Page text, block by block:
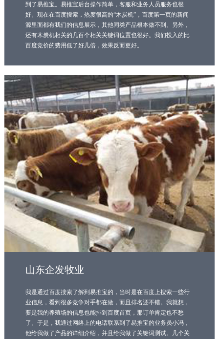
到了易推宝。易推宝后台操作简单，客服和业务人员服务也很
好。现在在百度搜索，热度很高的“木炭机”，百度第一页的新闻
源里面都有我们的信息展示，其他同类产品根本做不到。另外，
还有木炭机相关的几百个相关关键词位置也很好。我们投入的比
百度竞价的费用低了好几倍，效果反而更好。
山东企发牧业
我是通过百度搜索了解到易推宝的，当时是在百度上搜索一些行
业信息，看到很多竞争对手都在做，而且排名还不错。我就想，
要是我的养殖场的信息也能排到百度首页，那订单肯定也不愁
了。于是，我通过网络上的电话联系到了易推宝的业务员小冯，
他给我做了产品的详细介绍，并且给我做了关键词测试。几个关